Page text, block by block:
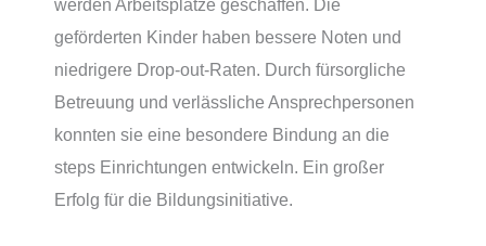
werden Arbeitsplätze geschaffen. Die
geförderten Kinder haben bessere Noten und
niedrigere Drop-out-Raten. Durch fürsorgliche
Betreuung und verlässliche Ansprechpersonen
konnten sie eine besondere Bindung an die
steps Einrichtungen entwickeln. Ein großer
Erfolg für die Bildungsinitiative.